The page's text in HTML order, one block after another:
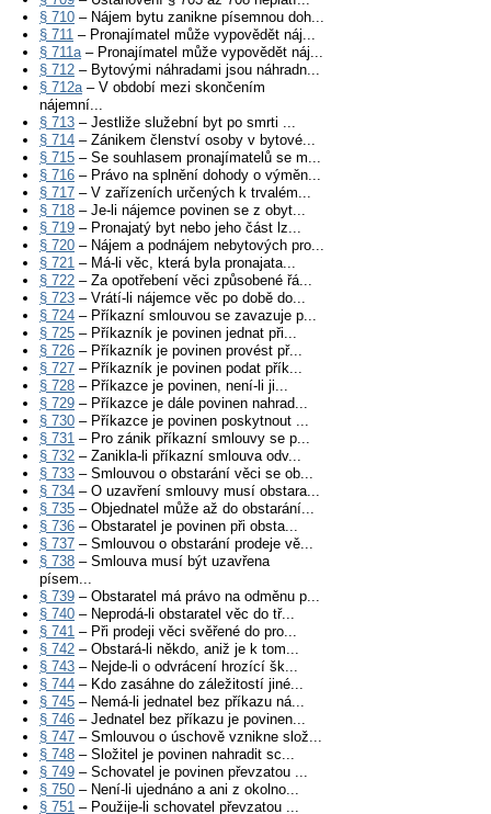
§ 710 – Nájem bytu zanikne písemnou doh...
§ 711 – Pronajímatel může vypovědět náj...
§ 711a– Pronajímatel může vypovědět náj...
§ 712 – Bytovými náhradami jsou náhradn...
§ 712a– V období mezi skončením
nájemní...
§ 713 – Jestliže služební byt po smrti ...
§ 714 – Zánikem členství osoby v bytové...
§ 715 – Se souhlasem pronajímatelů se m...
§ 716 – Právo na splnění dohody o výměn...
§ 717 – V zařízeních určených k trvalém...
§ 718 – Je-li nájemce povinen se z obyt...
§ 719 – Pronajatý byt nebo jeho část lz...
§ 720 – Nájem a podnájem nebytových pro...
§ 721 – Má-li věc, která byla pronajata...
§ 722 – Za opotřebení věci způsobené řá...
§ 723 – Vrátí-li nájemce věc po době do...
§ 724 – Příkazní smlouvou se zavazuje p...
§ 725 – Příkazník je povinen jednat při...
§ 726 – Příkazník je povinen provést př...
§ 727 – Příkazník je povinen podat přík...
§ 728 – Příkazce je povinen, není-li ji...
§ 729 – Příkazce je dále povinen nahrad...
§ 730 – Příkazce je povinen poskytnout ...
§ 731 – Pro zánik příkazní smlouvy se p...
§ 732 – Zanikla-li příkazní smlouva odv...
§ 733 – Smlouvou o obstarání věci se ob...
§ 734 – O uzavření smlouvy musí obstara...
§ 735 – Objednatel může až do obstarání...
§ 736 – Obstaratel je povinen při obsta...
§ 737 – Smlouvou o obstarání prodeje vě...
§ 738 – Smlouva musí být uzavřena
písem...
§ 739 – Obstaratel má právo na odměnu p...
§ 740 – Neprodá-li obstaratel věc do tř...
§ 741 – Při prodeji věci svěřené do pro...
§ 742 – Obstará-li někdo, aniž je k tom...
§ 743 – Nejde-li o odvrácení hrozící šk...
§ 744 – Kdo zasáhne do záležitostí jiné...
§ 745 – Nemá-li jednatel bez příkazu ná...
§ 746 – Jednatel bez příkazu je povinen...
§ 747 – Smlouvou o úschově vznikne slož...
§ 748 – Složitel je povinen nahradit sc...
§ 749 – Schovatel je povinen převzatou ...
§ 750 – Není-li ujednáno a ani z okolno...
§ 751 – Použije-li schovatel převzatou ...